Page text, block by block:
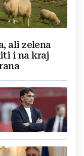
ali zelena
i na kraj